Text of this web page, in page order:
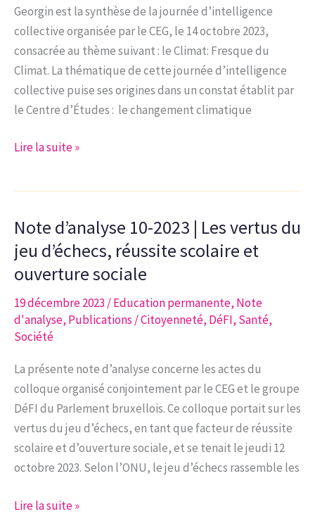
Georgin est la synthèse de la journée d’intelligence
collective organisée par le CEG, le 14 octobre 2023,
consacrée au thème suivant : le Climat: Fresque du
Climat. La thématique de cette journée d’intelligence
collective puise ses origines dans un constat établit par
le Centre d’Études : le changement climatique
Note
|
Journée
d’intelligence
collective
–
Fresque
du
Climat
Lire la suite »
Note d’analyse 10-2023 | Les vertus du
jeu d’échecs, réussite scolaire et
ouverture sociale
19 décembre 2023 /Education permanente, Note
d'analyse, Publications /Citoyenneté, DéFI, Santé,
Société
La présente note d’analyse concerne les actes du
colloque organisé conjointement par le CEG et le groupe
DéFI du Parlement bruxellois. Ce colloque portait sur les
vertus du jeu d’échecs, en tant que facteur de réussite
scolaire et d’ouverture sociale, et se tenait le jeudi 12
octobre 2023. Selon l’ONU, le jeu d’échecs rassemble les
Note
Lire la suite »